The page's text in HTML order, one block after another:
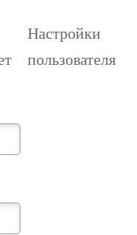
Настройки
пользователя